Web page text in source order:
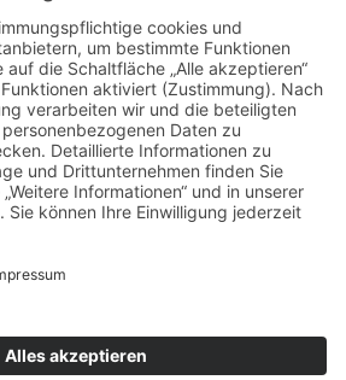
DOUBLE-A-DESIGN